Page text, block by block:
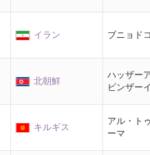
イラン ブニョド
北朝鮮
ハッザー
ビンザー
キルギス
アル・ト
ーマ